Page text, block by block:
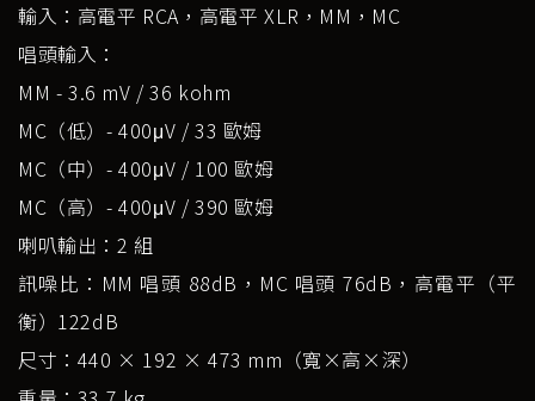
輸入：高電平 RCA，高電平 XLR，MM，MC
唱頭輸入：
MM - 3.6 mV / 36 kohm
MC（低）- 400μV / 33 歐姆
MC（中）- 400μV / 100 歐姆
MC（高）- 400μV / 390 歐姆
喇叭輸出：2 組
訊噪比：MM 唱頭 88dB，MC 唱頭 76dB，高電平（平
衡）122dB
尺寸：440 × 192 × 473 mm（寬×高×深）